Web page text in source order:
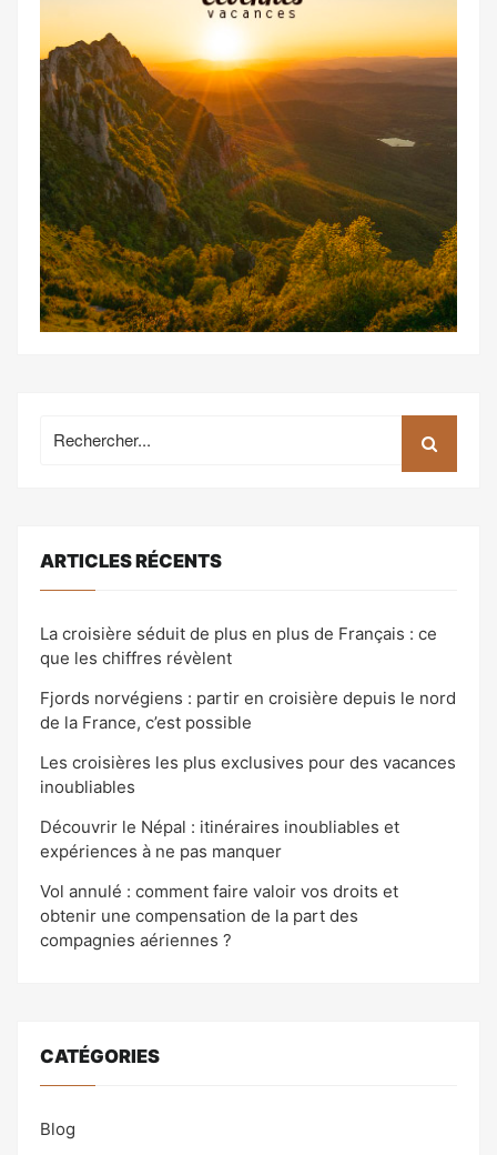
pour:
ARTICLES RÉCENTS
La croisière séduit de plus en plus de Français : ce
que les chiffres révèlent
Fjords norvégiens : partir en croisière depuis le nord
de la France, c’est possible
Les croisières les plus exclusives pour des vacances
inoubliables
Découvrir le Népal : itinéraires inoubliables et
expériences à ne pas manquer
Vol annulé : comment faire valoir vos droits et
obtenir une compensation de la part des
compagnies aériennes ?
CATÉGORIES
Blog